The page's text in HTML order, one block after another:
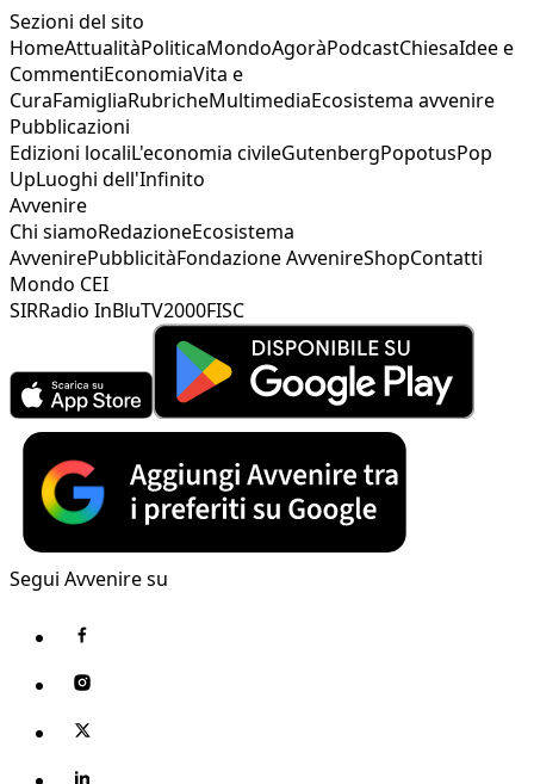
Sezioni del sito
HomeAttualitàPoliticaMondoAgoràPodcastChiesaIdee e
CommentiEconomiaVita e
CuraFamigliaRubricheMultimediaEcosistema avvenire
Pubblicazioni
Edizioni localiL'economia civileGutenbergPopotusPop
UpLuoghi dell'Infinito
Avvenire
Chi siamoRedazioneEcosistema
AvvenirePubblicitàFondazione AvvenireShopContatti
Mondo CEI
SIRRadio InBluTV2000FISC
Segui Avvenire su